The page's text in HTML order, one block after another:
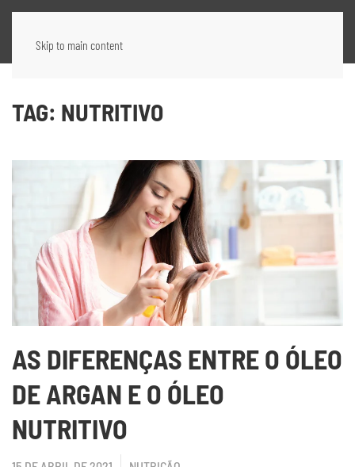
Skip to main content
TAG: NUTRITIVO
AS DIFERENÇAS ENTRE O ÓLEO
DE ARGAN E O ÓLEO
NUTRITIVO